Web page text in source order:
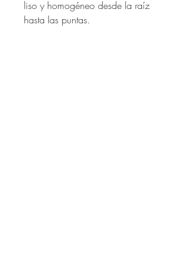
liso y homogéneo desde la raíz
hasta las puntas.